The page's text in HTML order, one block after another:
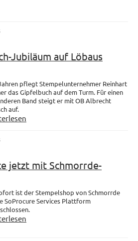
Jubiläum auf Löbaus
pflegt Stempelunternehmer Reinhart
das Gipfelbuch auf dem Turm. Für einen
Band steigt er mit OB Albrecht
auf.
jetzt mit Schmorrde-
ist der Stempelshop von Schmorrde
SoProcure Services Plattform